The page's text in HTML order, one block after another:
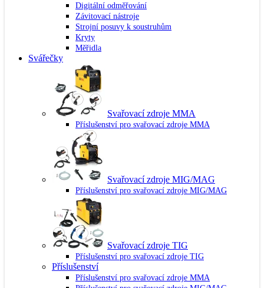
Digitální odměřování
Závitovací nástroje
Strojní posuvy k soustruhům
Kryty
Měřidla
Svářečky
Svařovací zdroje MMA
Příslušenství pro svařovací zdroje MMA
Svařovací zdroje MIG/MAG
Příslušenství pro svařovací zdroje MIG/MAG
Svařovací zdroje TIG
Příslušenství pro svařovací zdroje TIG
Příslušenství
Příslušenství pro svařovací zdroje MMA